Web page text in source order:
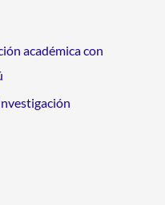
académica con